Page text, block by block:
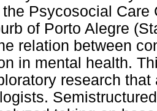
Psycosocial Care
of Porto Alegre
relation between
in mental health.
research